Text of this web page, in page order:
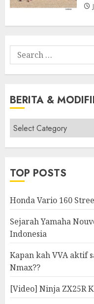
Search
for:
BERITA &
Berita
&
Modifikasi
TOP POSTS
Honda Vario 160
Sejarah Yamaha
Indonesia
Kapan kah VVA aktif
Nmax??
[Video] Ninja ZX25R